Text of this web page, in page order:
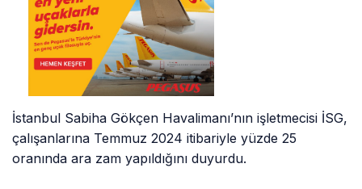
İstanbul Sabiha Gökçen Havalimanı’nın işletmecisi İSG,
çalışanlarına Temmuz 2024 itibariyle yüzde 25
oranında ara zam yapıldığını duyurdu.